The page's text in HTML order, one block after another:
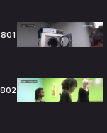
801
802